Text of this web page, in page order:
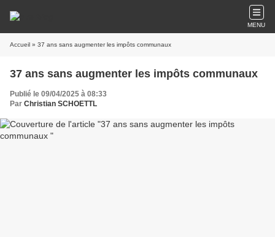
MENU
Accueil » 37 ans sans augmenter les impôts communaux
37 ans sans augmenter les impôts communaux
Publié le 09/04/2025 à 08:33
Par Christian SCHOETTL